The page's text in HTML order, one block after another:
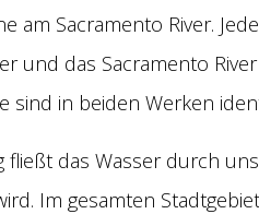
am Sacramento River.
und das Sacramento
sind in beiden Werken
fließt das Wasser durch
Im gesamten